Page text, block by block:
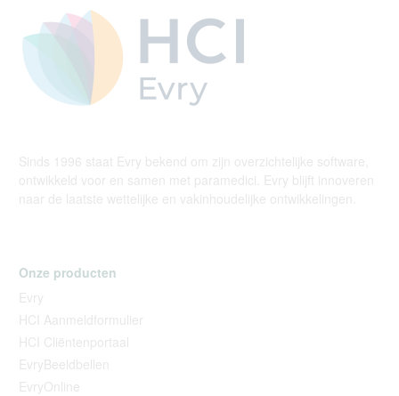
Sinds 1996 staat Evry bekend om zijn overzichtelijke software,
ontwikkeld voor en samen met paramedici. Evry blijft innoveren
naar de laatste wettelijke en vakinhoudelijke ontwikkelingen.
Onze producten
Evry
HCI Aanmeldformulier
HCI Cliëntenportaal
EvryBeeldbellen
EvryOnline